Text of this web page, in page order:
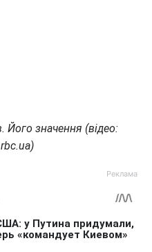
Його значення (відео: